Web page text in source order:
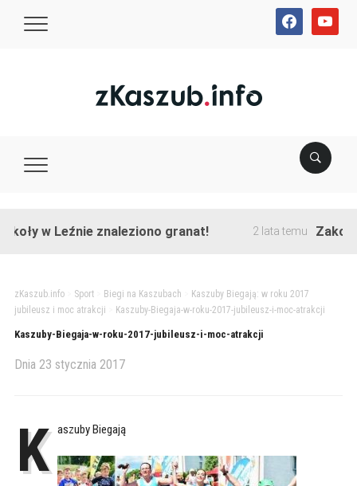
facebookyoutube
w Leźnie znaleziono granat! 2 lata temu
zKaszub.info> Sport> Biegi na Kaszubach
Kaszuby Biegają: w roku 2017
jubileusz i moc atrakcji
Kaszuby-Biegaja-w-roku-2017-jubileusz-i-moc-atrakcji
Kaszuby-Biegaja-w-roku-2017-jubileusz-i-moc-atrakcji
Dnia 23 stycznia 2017
K aszuby Biegają